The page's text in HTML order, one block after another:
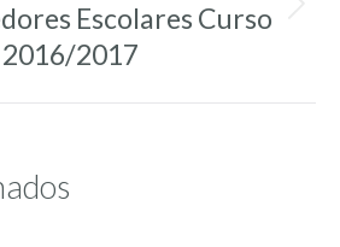
Entrada
siguiente:
Escolares Curso
2016/2017